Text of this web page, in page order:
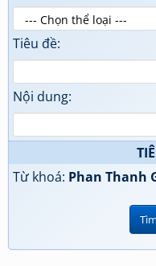
Tiêu đề:
Nội dung:
Từ khoá: Phan Thanh